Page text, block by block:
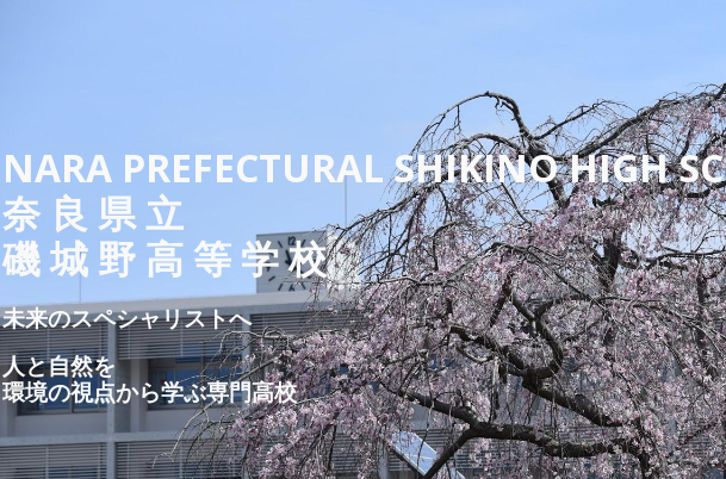
NARA PREFECTURAL SHIKINO HIGH
奈 良 県 立
磯 城 野 高 等 学 校
未来のスペシャリストへ
人と自然を
環境の視点から学ぶ専門高校